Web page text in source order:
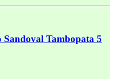
Tambopata 5